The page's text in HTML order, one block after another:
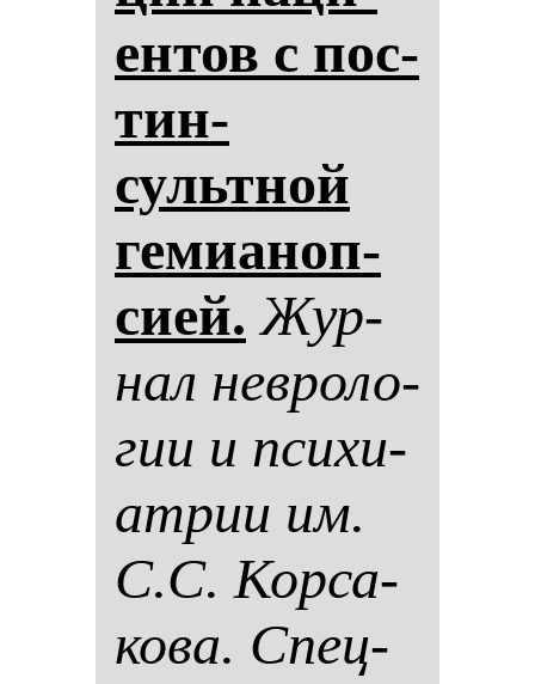
ен­тов с пос­
тин­
сультной
ге­ми­аноп­
си­ей. Жур­
нал нев­ро­ло­
гии и пси­хи­
ат­рии им.
С.С. Кор­са­
ко­ва. Спец­